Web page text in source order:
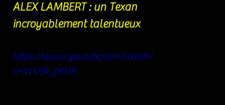
ALEX LAMBERT : un Texan
incroyablement talentueux
https://www.youtube.com/watch?
v=VHJ3k_jYcU8